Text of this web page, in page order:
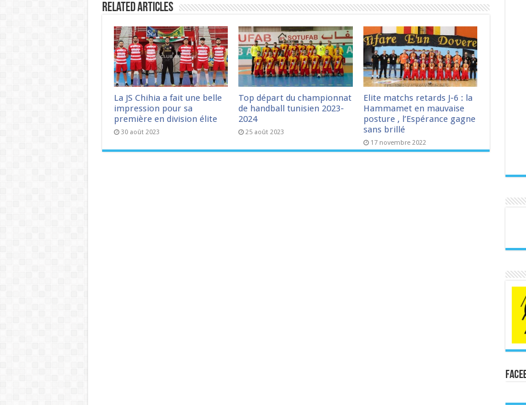
Related Articles
La JS Chihia a fait une belle
impression pour sa
première en division élite
30 août 2023
Top départ du championnat
de handball tunisien 2023-
2024
25 août 2023
Elite matchs retards J-6 : la
Hammamet en mauvaise
posture , l’Espérance gagne
sans brillé
17 novembre 2022